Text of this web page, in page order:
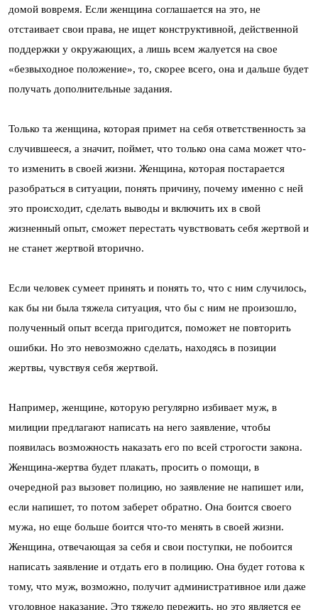
домой вовремя. Если женщина соглашается на это, не
отстаивает свои права, не ищет конструктивной, действенной
поддержки у окружающих, а лишь всем жалуется на свое
«безвыходное положение», то, скорее всего, она и дальше будет
получать дополнительные задания.
Только та женщина, которая примет на себя ответственность за
случившееся, а значит, поймет, что только она сама может что-
то изменить в своей жизни. Женщина, которая постарается
разобраться в ситуации, понять причину, почему именно с ней
это происходит, сделать выводы и включить их в свой
жизненный опыт, сможет перестать чувствовать себя жертвой и
не станет жертвой вторично.
Если человек сумеет принять и понять то, что с ним случилось,
как бы ни была тяжела ситуация, что бы с ним не произошло,
полученный опыт всегда пригодится, поможет не повторить
ошибки. Но это невозможно сделать, находясь в позиции
жертвы, чувствуя себя жертвой.
Например, женщине, которую регулярно избивает муж, в
милиции предлагают написать на него заявление, чтобы
появилась возможность наказать его по всей строгости закона.
Женщина-жертва будет плакать, просить о помощи, в
очередной раз вызовет полицию, но заявление не напишет или,
если напишет, то потом заберет обратно. Она боится своего
мужа, но еще больше боится что-то менять в своей жизни.
Женщина, отвечающая за себя и свои поступки, не побоится
написать заявление и отдать его в полицию. Она будет готова к
тому, что муж, возможно, получит административное или даже
уголовное наказание. Это тяжело пережить, но это является ее